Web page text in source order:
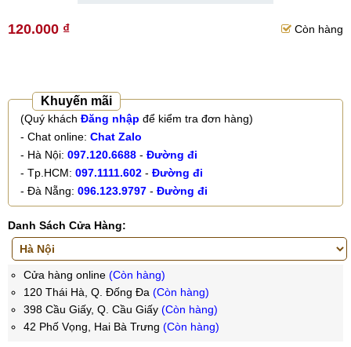
120.000 ₫ Còn hàng
Khuyến mãi
(Quý khách Đăng nhập để kiểm tra đơn hàng)
- Chat online: Chat Zalo
- Hà Nội: 097.120.6688 - Đường đi
- Tp.HCM: 097.1111.602 - Đường đi
- Đà Nẵng: 096.123.9797 - Đường đi
Danh Sách Cửa Hàng:
Cửa hàng online (Còn hàng)
120 Thái Hà, Q. Đống Đa (Còn hàng)
398 Cầu Giấy, Q. Cầu Giấy (Còn hàng)
42 Phố Vọng, Hai Bà Trưng (Còn hàng)